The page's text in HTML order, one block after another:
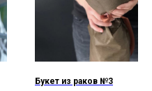
Букет из раков №3